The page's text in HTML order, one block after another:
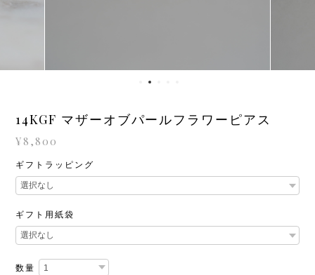
14KGF マザーオブパールフラワーピアス
¥8,800
ギフトラッピング
ギフト用紙袋
数量